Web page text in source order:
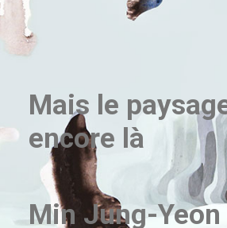
Mais le
encore là
Min Jung-Yeon